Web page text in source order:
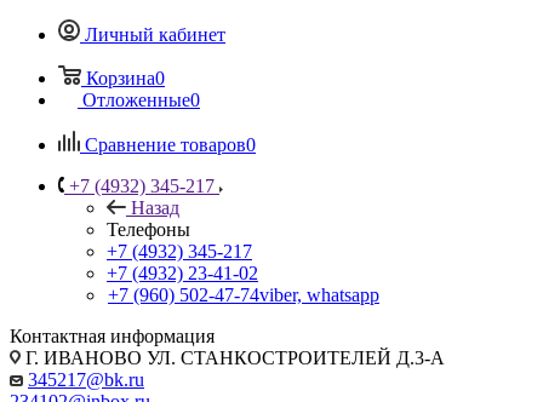
Личный кабинет
Корзина0
Отложенные0
Сравнение товаров0
+7 (4932) 345-217
Назад
Телефоны
+7 (4932) 345-217
+7 (4932) 23-41-02
+7 (960) 502-47-74viber, whatsapp
Контактная информация
Г. ИВАНОВО УЛ. СТАНКОСТРОИТЕЛЕЙ Д.3-А
345217@bk.ru